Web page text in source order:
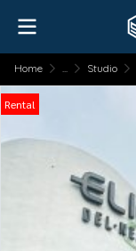
Home ... Studio
Rental